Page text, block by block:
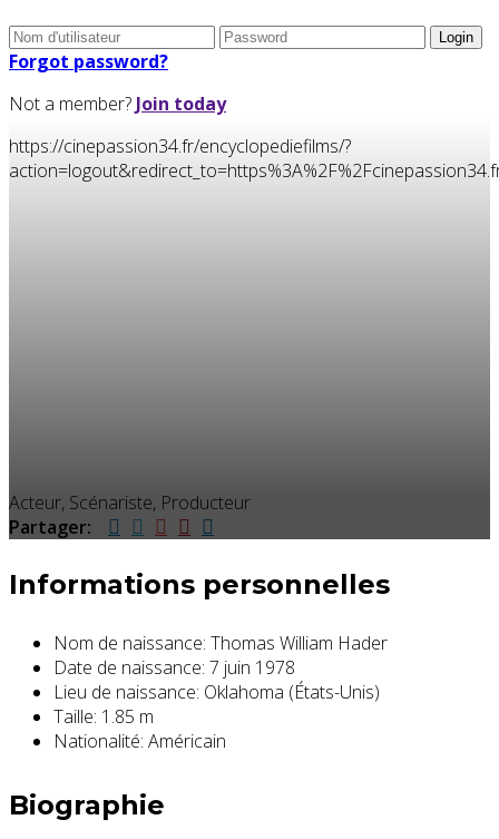
Forgot password?
Not a member? Join today
https://cinepassion34.fr/encyclopediefilms/?
Acteur, Scénariste, Producteur
Partager:
Informations personnelles
Nom de naissance: Thomas William Hader
Date de naissance: 7 juin 1978
Lieu de naissance: Oklahoma (États-Unis)
Taille: 1.85 m
Nationalité: Américain
Biographie